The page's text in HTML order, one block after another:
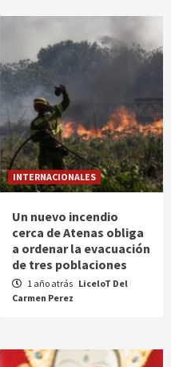
INTERNACIONALES
Un nuevo incendio
cerca de Atenas obliga
a ordenar la evacuación
de tres poblaciones
1 año atrás LiceloT Del
Carmen Perez